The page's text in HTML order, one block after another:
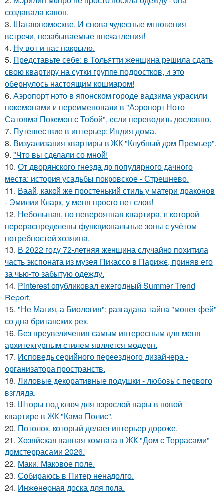
создавала канон.
3. Шагаюпомоскве. И снова чудесные мгновения
встречи, незабываемые впечатления!
4. Ну вот и нас накрыло.
5. Представьте себе: в Тольятти женщина решила сдать
свою квартиру на сутки группе подростков, и это
обернулось настоящим кошмаром!
6. Аэропорт ното в японском городе вадзима украсили
покемонами и переименовали в "Аэропорт Ното
Сатояма Покемон с Тобой", если переводить дословно.
7. Путешествие в интерьер: Индия дома.
8. Визуализация квартиры в ЖК "Клубный дом Премьер".
9. "Что вы сделали со мной!
10. От дворянского гнезда до популярного дачного
места: история усадьбы покровское - Стрешнево.
11. Ваай, какой же простенький стиль у матери драконов
- Эмилии Кларк, у меня просто нет слов!
12. Небольшая, но невероятная квартира, в которой
перераспределены функциональные зоны с учётом
потребностей хозяина.
13. В 2022 году 72-летняя женщина случайно похитила
часть экспоната из музея Пикассо в Париже, приняв его
за чью-то забытую одежду.
14. Pinterest опубликовал ежегодный Summer Trend
Report.
15. "Не Магия, а Биология": разгадана тайна "монет фей"
со дна британских рек.
16. Без преувеличения самым интересным для меня
архитектурным стилем является модерн.
17. Исповедь серийного переездного дизайнера -
организатора пространств.
18. Лиловые декоративные подушки - любовь с первого
взгляда.
19. Шторы под ключ для взрослой пары в новой
квартире в ЖК "Кама Полис".
20. Потолок, который делает интерьер дороже.
21. Хозяйская ванная комната в ЖК "Дом с Террасами"
домстеррасами 2026.
22. Маки. Маковое поле.
23. Собираюсь в Питер ненадолго.
24. Инжeнepная доска для пола.